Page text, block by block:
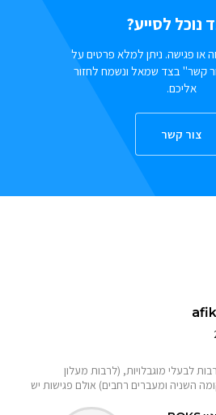
נוכל לסייע?
או פגישה. ניתן למלא פרטים על
קשר" בצד שמאל ונשמח לחזור
אליכם.
צור קשר
לבעלי מוגבלויות, (לרבות מעלון
השניה ומעברים רחבים) אולם פגישות יש